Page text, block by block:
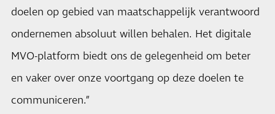
doelen op gebied van maatschappelijk verantwoord
ondernemen absoluut willen behalen. Het digitale
MVO-platform biedt ons de gelegenheid om beter
en vaker over onze voortgang op deze doelen te
communiceren.”